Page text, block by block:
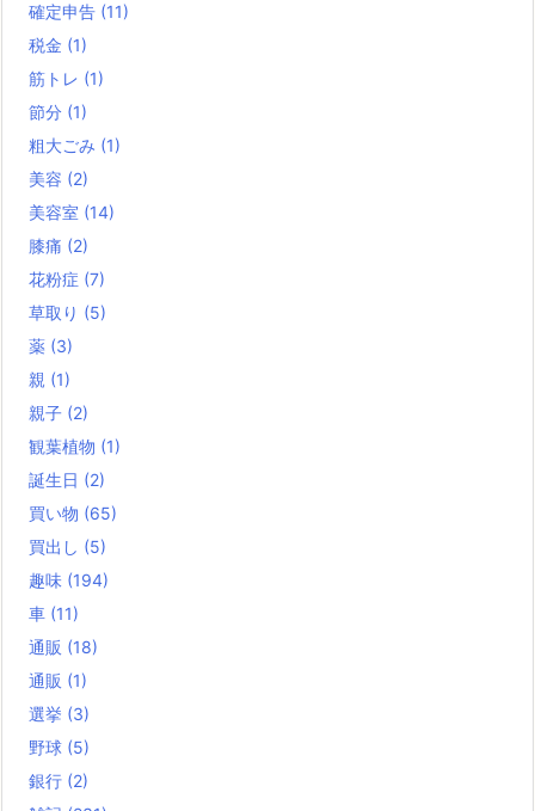
確定申告 (11)
税金 (1)
筋トレ (1)
節分 (1)
粗大ごみ (1)
美容 (2)
美容室 (14)
膝痛 (2)
花粉症 (7)
草取り (5)
薬 (3)
親 (1)
親子 (2)
観葉植物 (1)
誕生日 (2)
買い物 (65)
買出し (5)
趣味 (194)
車 (11)
通販 (18)
通販 (1)
選挙 (3)
野球 (5)
銀行 (2)